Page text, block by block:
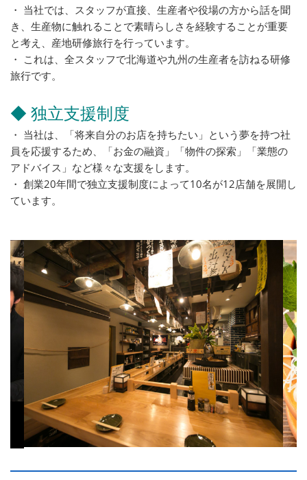
・ 当社では、スタッフが直接、生産者や役場の方から話を聞
き、生産物に触れることで素晴らしさを経験することが重要
と考え、産地研修旅行を行っています。
・ これは、全スタッフで北海道や九州の生産者を訪ねる研修
旅行です。
◆ 独立支援制度
・ 当社は、「将来自分のお店を持ちたい」という夢を持つ社
員を応援するため、「お金の融資」「物件の探索」「業態の
アドバイス」など様々な支援をします。
・ 創業20年間で独立支援制度によって10名が12店舗を展開し
ています。